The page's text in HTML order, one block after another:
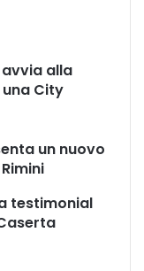
avvia alla
City
un nuovo
testimonial